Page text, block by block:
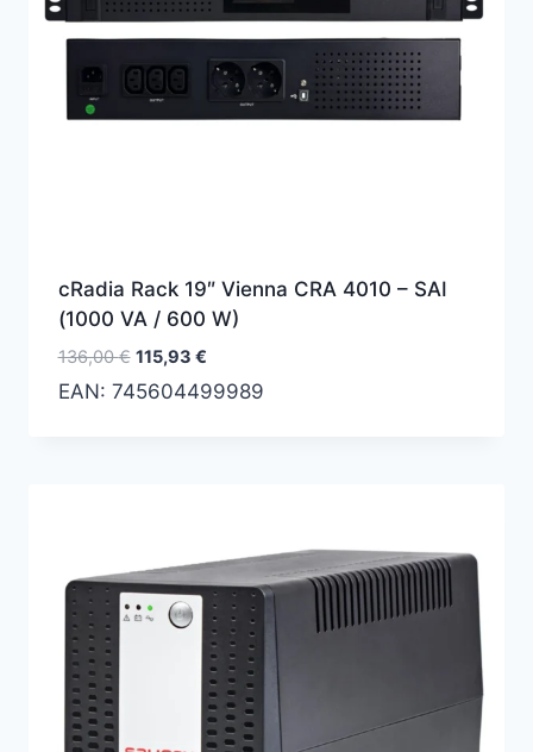
cRadia Rack 19″ Vienna CRA 4010 – SAI
(1000 VA / 600 W)
136,00€ El
precio
115,93 €El
precio
EAN: 745604499989